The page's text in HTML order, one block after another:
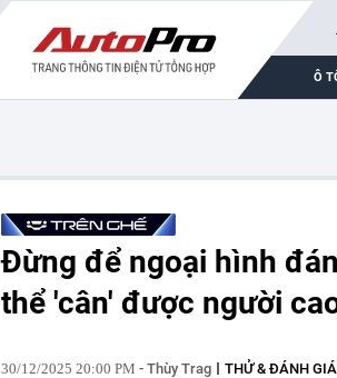
Ô
Đừng để ngoại hình
thể 'cân' được người
30/12/2025 20:00 PM - Thùy Trag THỬ & ĐÁNH